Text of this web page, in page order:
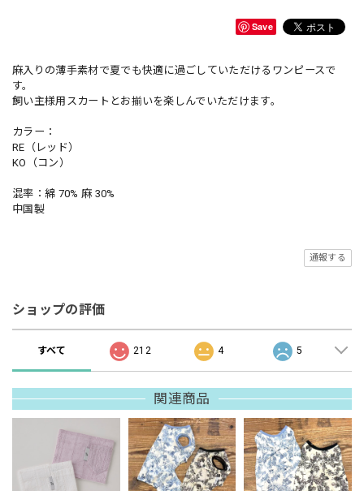
Save
麻入りの薄手素材で夏でも快適に過ごしていただけるワンピースで
す。
飼い主様用スカートとお揃いを楽しんでいただけます。
カラー：
RE（レッド）
KO（コン）
混率：綿 70% 麻 30%
中国製
通報する
ショップの評価
すべて 212 4 5
関連商品